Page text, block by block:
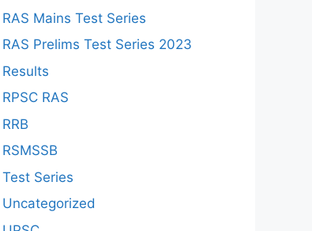
RAS Mains Test Series
RAS Prelims Test Series 2023
Results
RPSC RAS
RRB
RSMSSB
Test Series
Uncategorized